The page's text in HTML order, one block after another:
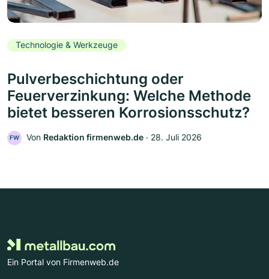
Technologie & Werkzeuge
Pulverbeschichtung oder
Feuerverzinkung: Welche Methode
bietet besseren Korrosionsschutz?
FW Von Redaktion firmenweb.de ‧ 28. Juli 2026
Ein Portal von Firmenweb.de